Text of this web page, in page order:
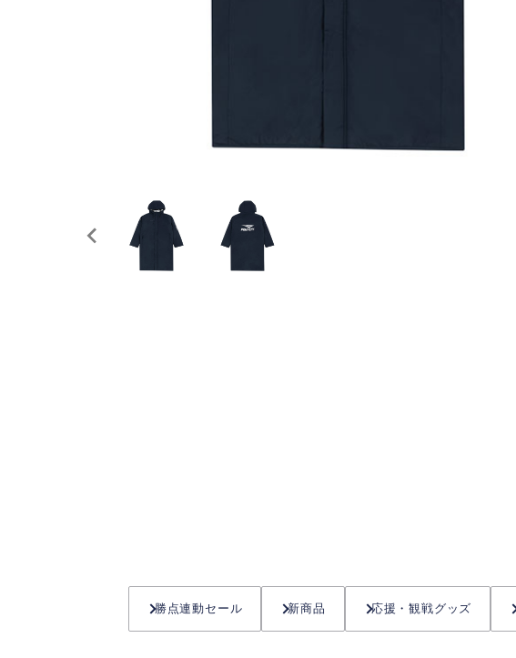
勝点連動セール 新商品 応援・観戦グッズ